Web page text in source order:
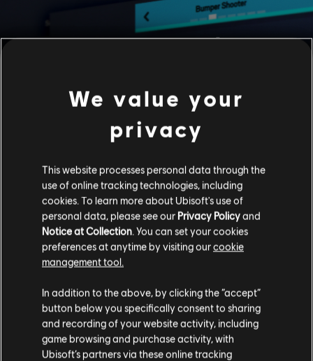
ACCESSIBILITÀ
NUOVE CONFIGURAZIONI CONTROLLER
In questa stagione sono in arrivo tre nuove configurazioni
controller, che introducono input alternativi per azioni quali
sparare, accovacciarsi e sporgersi. Le nuove configurazioni
confortevole per tutti.
I giocatori possono trovarli nella sezione Configurazione
controller del menu Opzioni, dove le modifiche agli input
rispetto alla configurazione predefinita appaiono evidenziate.
We value your
privacy
This website processes personal data through the
use of online tracking technologies, including
cookies. To learn more about Ubisoft's use of
personal data, please see our Privacy Policyand
Notice at Collection . You can set your cookies
preferences at anytime by visiting ourcookie
management tool.
In addition to the above, by clicking the “accept”
button below you specifically consent to sharing
and recording of your website activity, including
game browsing and purchase activity, with
Ubisoft’s partners via these online tracking